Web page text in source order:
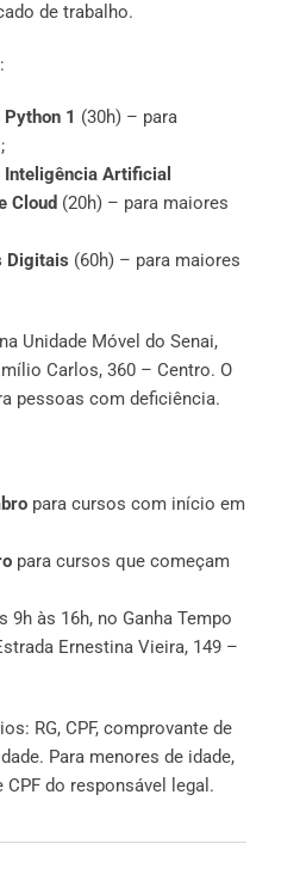
de trabalho.
1 (30h) – para
Inteligência Artificial
Cloud (20h) – para maiores
Digitais (60h) – para maiores
Unidade Móvel do Senai,
Carlos, 360 – Centro. O
pessoas com deficiência.
para cursos com início em
para cursos que começam
9h às 16h, no Ganha Tempo
Ernestina Vieira, 149 –
RG, CPF, comprovante de
Para menores de idade,
CPF do responsável legal.